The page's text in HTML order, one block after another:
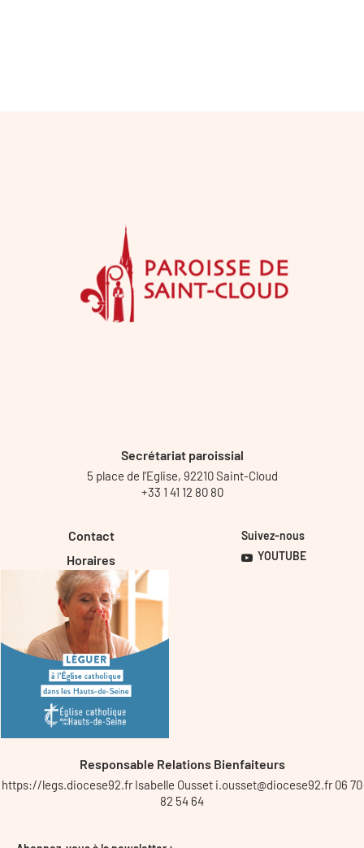
Secrétariat paroissial
5 place de l’Eglise, 92210 Saint-Cloud
+33 1 41 12 80 80
Contact
Horaires
Suivez-nous
YOUTUBE
Responsable Relations Bienfaiteurs
https://legs.diocese92.fr Isabelle Ousset i.ousset@diocese92.fr 06 70
82 54 64